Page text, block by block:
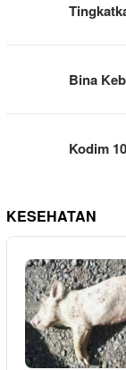
Bina
Kodim
KESEHATAN